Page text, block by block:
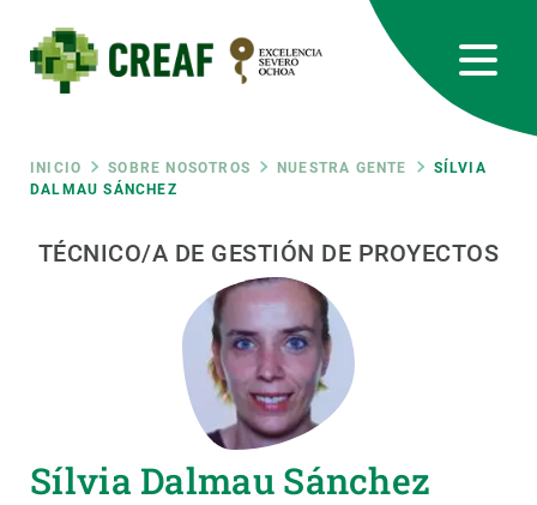
contenido
principal
Ruta
de
navegación
INICIO SOBRE NOSOTROS NUESTRA GENTE
SÍLVIA
DALMAU SÁNCHEZ
TÉCNICO/A DE GESTIÓN DE PROYECTOS
Sílvia Dalmau Sánchez
RRSS
Featured
responsive
Responsive
CIENCIA EN ACCIÓN